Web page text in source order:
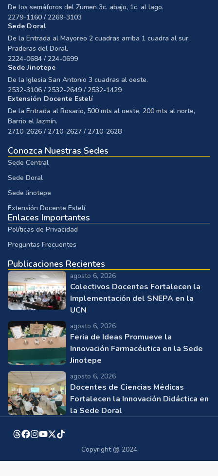
De los semáforos del Zumen 3c. abajo, 1c. al lago.
2279-1160 / 2269-3103
Sede Doral
De la Entrada al Mayoreo 2 cuadras arriba 1 cuadra al sur.
Praderas del Doral.
2224-0684 / 224-0699
Sede Jinotepe
De la Iglesia San Antonio 3 cuadras al oeste.
2532-3106 / 2532-2649 / 2532-1429
Extensión Docente Estelí
De la Entrada al Rosario, 500 mts al oeste, 200 mts al norte,
Barrio el Jazmín.
2710-2626 / 2710-2627 / 2710-2628
Conozca Nuestras Sedes
Sede Central
Sede Doral
Sede Jinotepe
Extensión Docente Estelí
Enlaces Importantes
Políticas de Privacidad
Preguntas Frecuentes
Publicaciones Recientes
agosto 6, 2026
Colectivos Docentes Fortalecen la
Implementación del SNEPA en la
UCN
agosto 6, 2026
Feria de Ideas Promueve la
Innovación Farmacéutica en la Sede
Jinotepe
agosto 6, 2026
Docentes de Ciencias Médicas
Fortalecen la Innovación Didáctica en
la Sede Doral
Copyright @ 2024